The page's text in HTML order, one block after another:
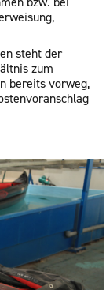
steht der
zum
bereits vorweg,